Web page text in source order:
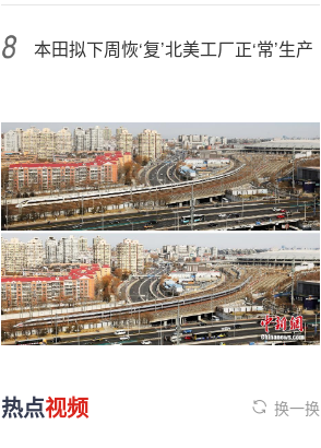
本田拟下周恢‘复’北美工厂正‘常’生产
热点视频 换一换